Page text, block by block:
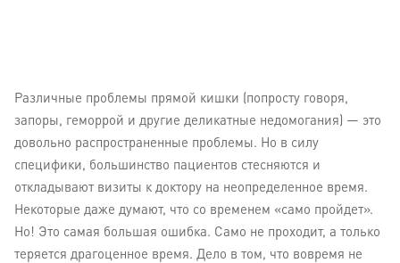
Различные проблемы прямой кишки (попросту говоря,
запоры, геморрой и другие деликатные недомогания) — это
довольно распространенные проблемы. Но в силу
специфики, большинство пациентов стесняются и
откладывают визиты к доктору на неопределенное время.
Некоторые даже думают, что со временем «само пройдет».
Но! Это самая большая ошибка. Само не проходит, а только
теряется драгоценное время. Дело в том, что вовремя не